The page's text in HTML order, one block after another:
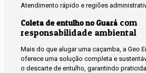
Atendimento rápido e regiões
Coleta de entulho no Guará com
responsabilidade ambiental
Mais do que alugar uma caçamba, a Geo
oferece uma solução completa e
o descarte de entulho, garantindo